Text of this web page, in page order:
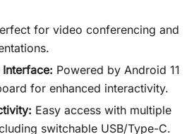
for video conferencing and
Powered by Android 11
for enhanced interactivity.
Easy access with multiple
switchable USB/Type-C.